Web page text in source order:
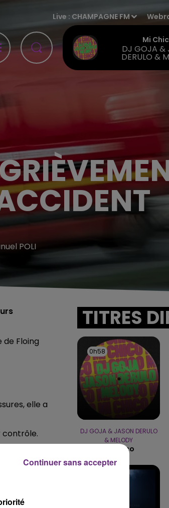
Live : CHAMPAGNE FM
Mi
DJ GOJA &
DERULO &
10h00 - 14h00
LE TICKET DE
POLI
de Floing
elle a
contrôle.
TITRES
0h58
0h58
DJ GOJA & JASON DERULO
& MELODY
Mi Chico
Continuer sans accepter